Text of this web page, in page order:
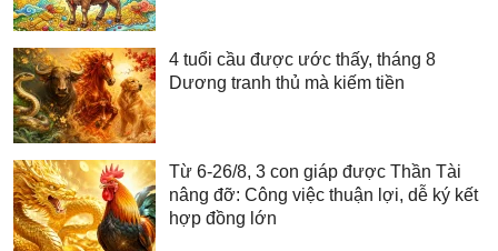
4 tuổi cầu được ước thấy, tháng 8
Dương tranh thủ mà kiếm tiền
Từ 6-26/8, 3 con giáp được Thần Tài
nâng đỡ: Công việc thuận lợi, dễ ký kết
hợp đồng lớn